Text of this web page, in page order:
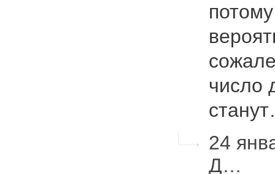
число
24
Д…